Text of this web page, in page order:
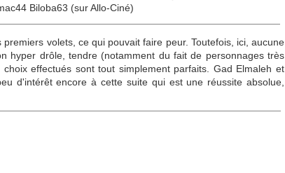
Biloba63 (sur Allo-Ciné)
volets, ce qui pouvait faire peur. Toutefois, ici, aucune
hyper drôle, tendre (notamment du fait de personnages très
effectués sont tout simplement parfaits. Gad Elmaleh et
d'intérêt encore à cette suite qui est une réussite absolue,